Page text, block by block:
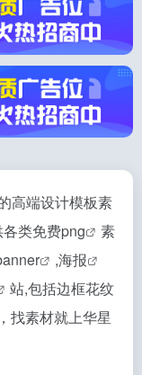
高端设计模板素
类免费png
素
,海报
站,包括边框花纹
找素材就上华星